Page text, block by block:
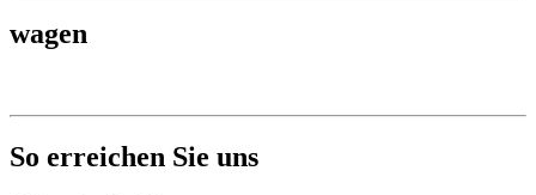
wagen
So erreichen Sie uns